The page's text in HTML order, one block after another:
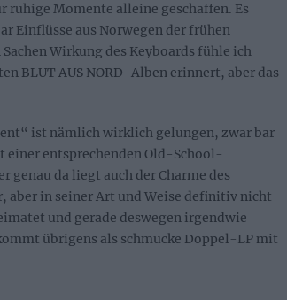
ruhige Momente alleine geschaffen. Es
Einflüsse aus Norwegen der frühen
Wirkung des Keyboards fühle ich
BLUT AUS NORD-Alben erinnert, aber das
ist nämlich wirklich gelungen, zwar bar
entsprechenden Old-School-
genau da liegt auch der Charme des
aber in seiner Art und Weise definitiv nicht
und gerade deswegen irgendwie
übrigens als schmucke Doppel-LP mit